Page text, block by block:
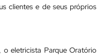
clientes e de seus próprios
o eletricista Parque Oratório